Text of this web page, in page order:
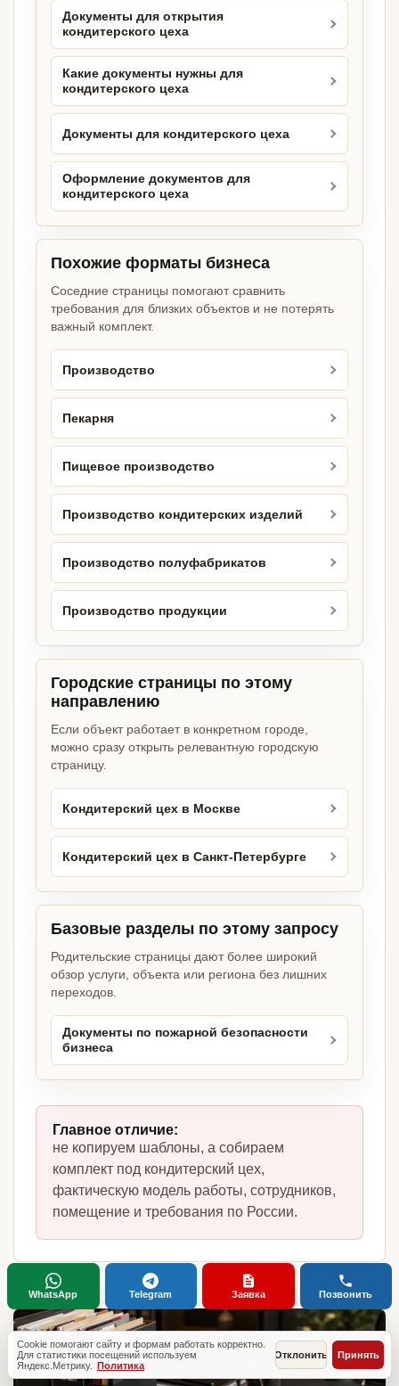
Документы для открытия
кондитерского цеха
Какие документы нужны для
кондитерского цеха
Документы для кондитерского цеха
Оформление документов для
кондитерского цеха
Похожие форматы бизнеса
Соседние страницы помогают сравнить
требования для близких объектов и не потерять
важный комплект.
Производство
Пекарня
Пищевое производство
Производство кондитерских изделий
Производство полуфабрикатов
Производство продукции
Городские страницы по этому
направлению
Если объект работает в конкретном городе,
можно сразу открыть релевантную городскую
страницу.
Кондитерский цех в Москве
Кондитерский цех в Санкт-Петербурге
Базовые разделы по этому запросу
Родительские страницы дают более широкий
обзор услуги, объекта или региона без лишних
переходов.
Документы по пожарной безопасности
бизнеса
Главное отличие:
не копируем шаблоны, а собираем
комплект под кондитерский цех,
фактическую модель работы, сотрудников,
помещение и требования по России.
Cookie помогают сайту и формам работать корректно.
Для статистики посещений используем
Яндекс.Метрику. Политика
Отклонить Принять
WhatsApp Telegram Заявка Позвонить